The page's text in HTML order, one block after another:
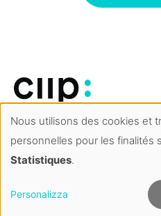
CGV
Avviso legale
Politica sulla privacy
Gestion
des
Nous utilisons des cookies et
personnelles pour les finalités
Statistiques.
Personalizza